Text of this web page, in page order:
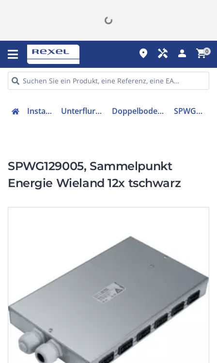
place handyman person shopping_cart0
Installation Unterflursysteme Doppelbodenverteiler SPWG129005
SPWG129005, Sammelpunkt
Energie Wieland 12x tschwarz